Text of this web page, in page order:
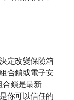
定改變保險箱
合鎖或電子安
合鎖是最新
你可以信任的